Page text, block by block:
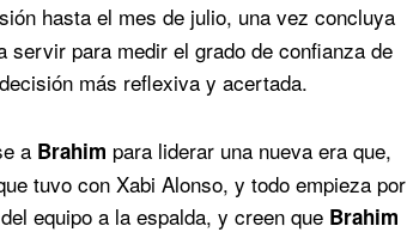
hasta el mes de julio, una vez concluya
servir para medir el grado de confianza de
más reflexiva y acertada.
a Brahim para liderar una nueva era que,
tuvo con Xabi Alonso, y todo empieza por
equipo a la espalda, y creen que Brahim